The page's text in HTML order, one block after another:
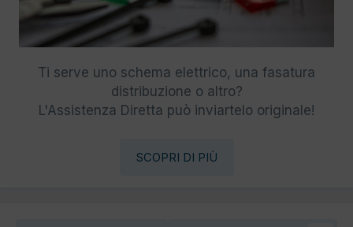
Ti serve uno schema elettrico, una fasatura
distribuzione o altro?
L'Assistenza Diretta può inviartelo originale!
SCOPRI DI PIÙ